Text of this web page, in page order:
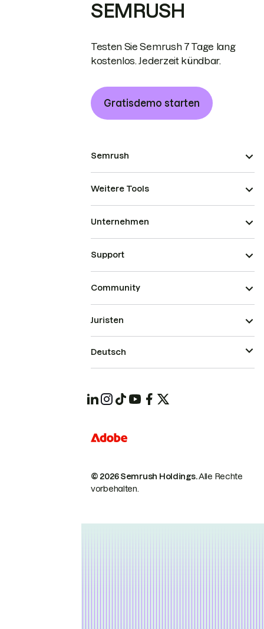
SEMRUSH
Testen Sie Semrush 7 Tage lang
kostenlos. Jederzeit kündbar.
Gratisdemo starten
Semrush
Weitere Tools
Unternehmen
Support
Community
© 2026 Semrush Holdings.Alle Rechte
vorbehalten.
Juristen
Deutsch